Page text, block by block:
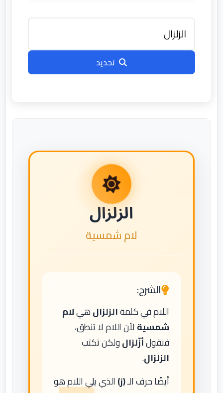
تحديد
الزلزال
لام شمسية
الشرح:
اللام في كلمةالزلزالهيلام
شمسيةلأن اللام لا تنطق،
فنقولأزّلزالولكن تكتب
الزلزال.
أيضًا حرف الـ(ز)الذي يلي اللام هو